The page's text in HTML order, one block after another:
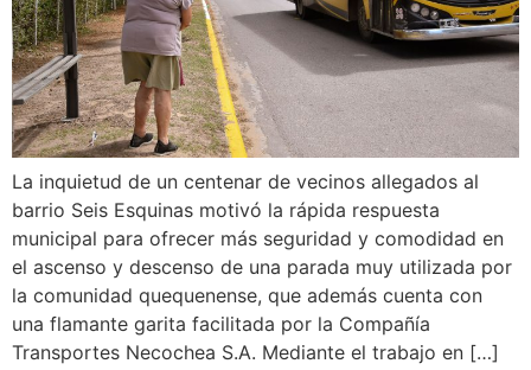
La inquietud de un centenar de vecinos allegados al
barrio Seis Esquinas motivó la rápida respuesta
municipal para ofrecer más seguridad y comodidad en
el ascenso y descenso de una parada muy utilizada por
la comunidad quequenense, que además cuenta con
una flamante garita facilitada por la Compañía
Transportes Necochea S.A. Mediante el trabajo en […]